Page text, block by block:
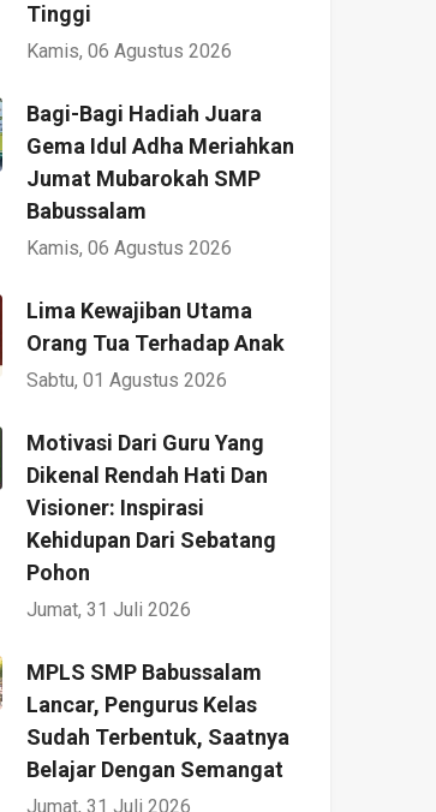
Tinggi
Kamis, 06 Agustus 2026
Bagi-Bagi Hadiah Juara
Gema Idul Adha Meriahkan
Jumat Mubarokah SMP
Babussalam
Kamis, 06 Agustus 2026
Lima Kewajiban Utama
Orang Tua Terhadap Anak
Sabtu, 01 Agustus 2026
Motivasi Dari Guru Yang
Dikenal Rendah Hati Dan
Visioner: Inspirasi
Kehidupan Dari Sebatang
Pohon
Jumat, 31 Juli 2026
MPLS SMP Babussalam
Lancar, Pengurus Kelas
Sudah Terbentuk, Saatnya
Belajar Dengan Semangat
Jumat, 31 Juli 2026